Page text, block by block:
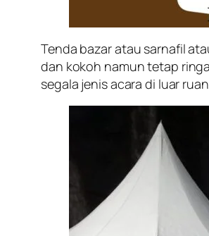
Tenda bazar atau sarnafil
dan kokoh namun tetap
segala jenis acara di luar